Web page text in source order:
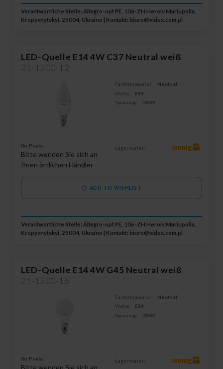
Verantwortliche Stelle: Allegro-opt PE, 106-ZH Heroiv Mariupolia,
Kropyvnytskyi, 25004, Ukraine | Kontakt: biuro@videx.com.pl
LED-Quelle E14 4W C37 Neutral weiß
21-1200-12
Farbtemperatur:
Neutral
Welle:
E14
Spannung:
230V
Ihr Preis:
Bitte wenden Sie sich an
Ihren örtlichen Händler
Lagerstatus: wenig
ADD TO WISHLIST
Verantwortliche Stelle: Allegro-opt PE, 106-ZH Heroiv Mariupolia,
Kropyvnytskyi, 25004, Ukraine | Kontakt: biuro@videx.com.pl
LED-Quelle E14 4W G45 Neutral weiß
21-1200-16
Farbtemperatur:
Neutral
Welle:
E14
Spannung:
230V
Ihr Preis:
Bitte wenden Sie sich an
Lagerstatus: wenig